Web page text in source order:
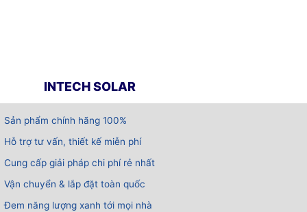
INTECH SOLAR
Sản phẩm chính hãng 100%
Hỗ trợ tư vấn, thiết kế miễn phí
Cung cấp giải pháp chi phí rẻ nhất
Vận chuyển & lắp đặt toàn quốc
Đem năng lượng xanh tới mọi nhà